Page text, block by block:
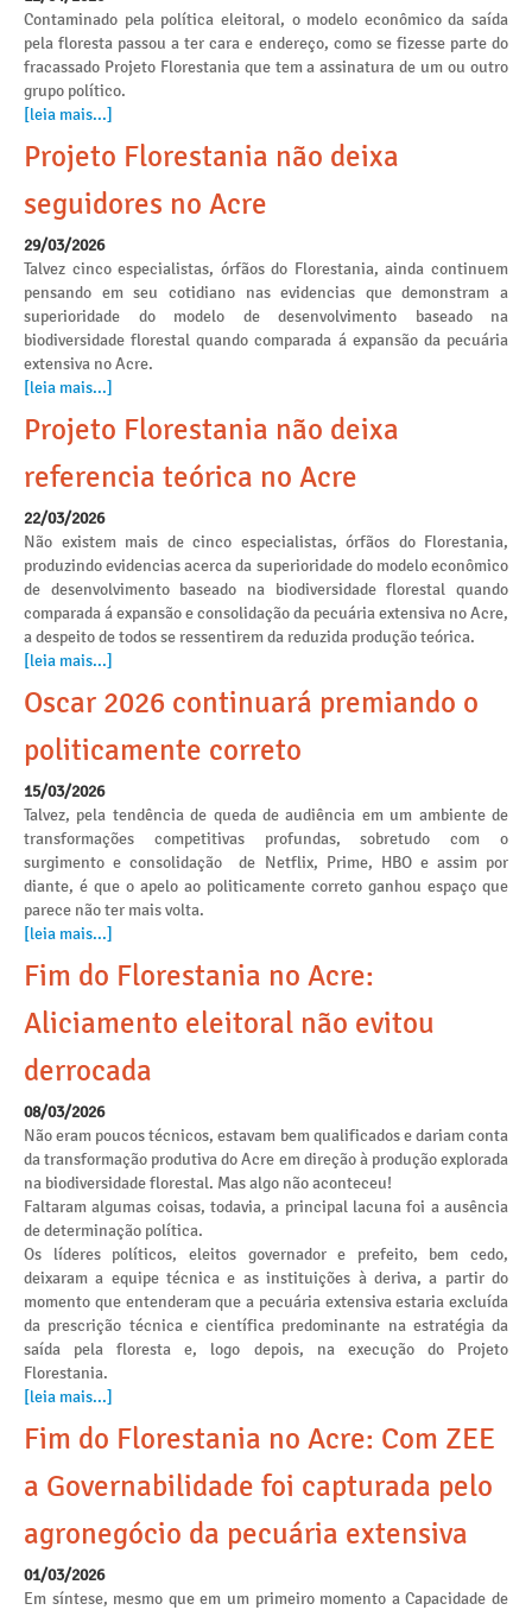
Contaminado pela política eleitoral, o modelo econômico da saída
pela floresta passou a ter cara e endereço, como se fizesse parte do
fracassado Projeto Florestania que tem a assinatura de um ou outro
grupo político.
[leia mais...]
Projeto Florestania não deixa
seguidores no Acre
29/03/2026
Talvez cinco especialistas, órfãos do Florestania, ainda continuem
pensando em seu cotidiano nas evidencias que demonstram a
superioridade do modelo de desenvolvimento baseado na
biodiversidade florestal quando comparada á expansão da pecuária
extensiva no Acre.
[leia mais...]
Projeto Florestania não deixa
referencia teórica no Acre
22/03/2026
Não existem mais de cinco especialistas, órfãos do Florestania,
produzindo evidencias acerca da superioridade do modelo econômico
de desenvolvimento baseado na biodiversidade florestal quando
comparada á expansão e consolidação da pecuária extensiva no Acre,
a despeito de todos se ressentirem da reduzida produção teórica.
[leia mais...]
Oscar 2026 continuará premiando o
politicamente correto
15/03/2026
Talvez, pela tendência de queda de audiência em um ambiente de
transformações competitivas profundas, sobretudo com o
surgimento e consolidação de Netflix, Prime, HBO e assim por
diante, é que o apelo ao politicamente correto ganhou espaço que
parece não ter mais volta.
[leia mais...]
Fim do Florestania no Acre:
Aliciamento eleitoral não evitou
derrocada
08/03/2026
Não eram poucos técnicos, estavam bem qualificados e dariam conta
da transformação produtiva do Acre em direção à produção explorada
na biodiversidade florestal. Mas algo não aconteceu!
Faltaram algumas coisas, todavia, a principal lacuna foi a ausência
de determinação política.
Os líderes políticos, eleitos governador e prefeito, bem cedo,
deixaram a equipe técnica e as instituições à deriva, a partir do
momento que entenderam que a pecuária extensiva estaria excluída
da prescrição técnica e científica predominante na estratégia da
saída pela floresta e, logo depois, na execução do Projeto
Florestania.
[leia mais...]
Fim do Florestania no Acre: Com ZEE
a Governabilidade foi capturada pelo
agronegócio da pecuária extensiva
01/03/2026
Em síntese, mesmo que em um primeiro momento a Capacidade de